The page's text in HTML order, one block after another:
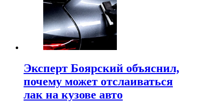
Эксперт Боярский объяснил,
почему может отслаиваться
лак на кузове авто